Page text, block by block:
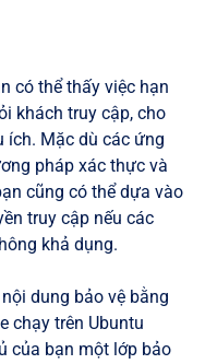
có thể thấy việc hạn
khách truy cập, cho
ích. Mặc dù các ứng
pháp xác thực và
cũng có thể dựa vào
truy cập nếu các
khả dụng.
dung bảo vệ bằng
chạy trên Ubuntu
của bạn một lớp bảo